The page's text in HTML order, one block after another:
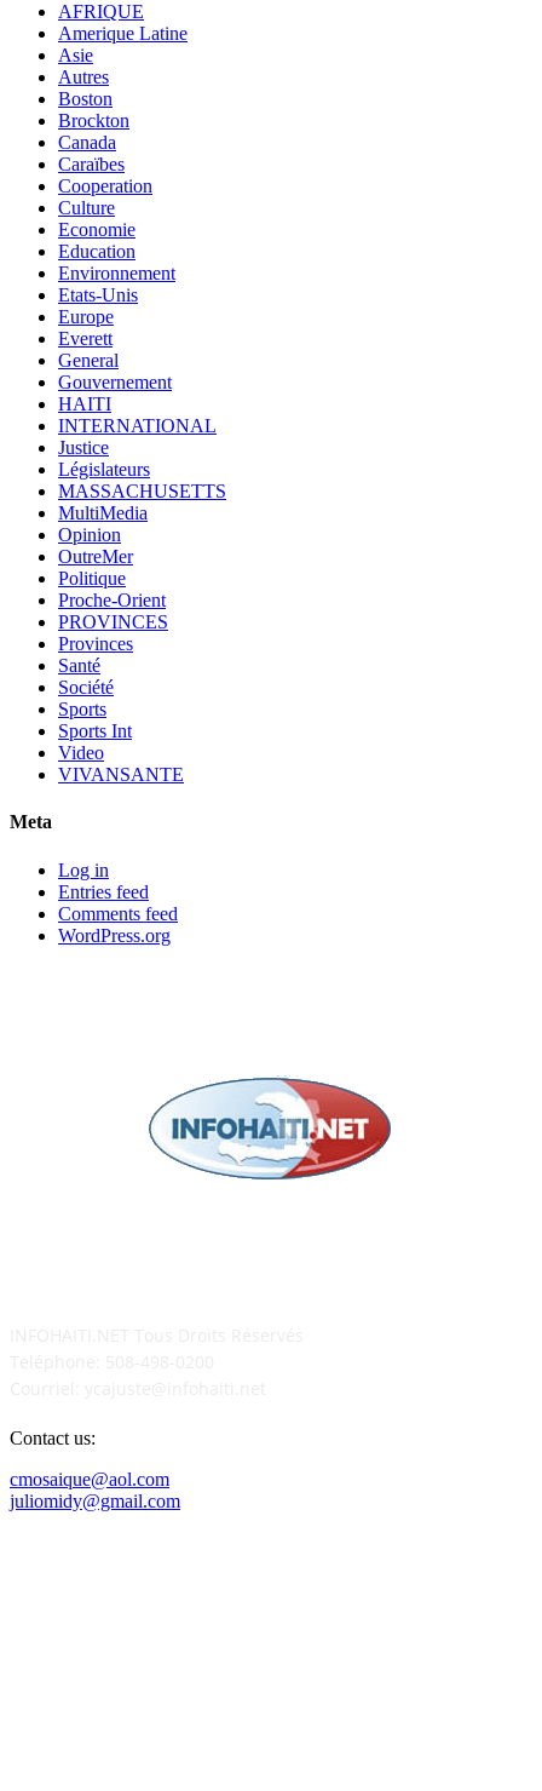
AFRIQUE
Amerique Latine
Asie
Autres
Boston
Brockton
Canada
Caraïbes
Cooperation
Culture
Economie
Education
Environnement
Etats-Unis
Europe
Everett
General
Gouvernement
HAITI
INTERNATIONAL
Justice
Législateurs
MASSACHUSETTS
MultiMedia
Opinion
OutreMer
Politique
Proche-Orient
PROVINCES
Provinces
Santé
Société
Sports
Sports Int
Video
VIVANSANTE
Meta
Log in
Entries feed
Comments feed
WordPress.org
Contact us:
cmosaique@aol.com
juliomidy@gmail.com